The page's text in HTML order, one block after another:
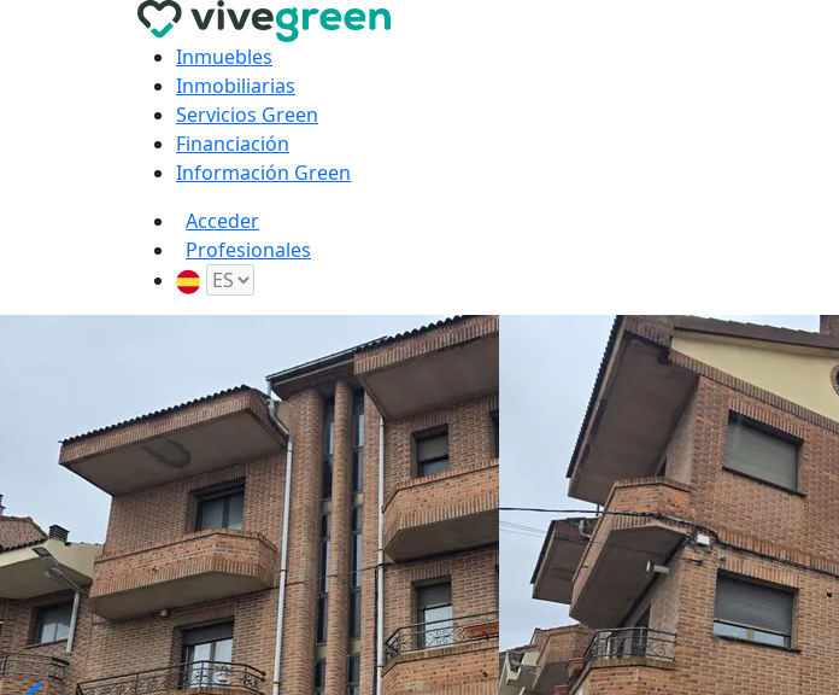
Inmuebles
Inmobiliarias
Servicios Green
Financiación
Información Green
Acceder
Profesionales